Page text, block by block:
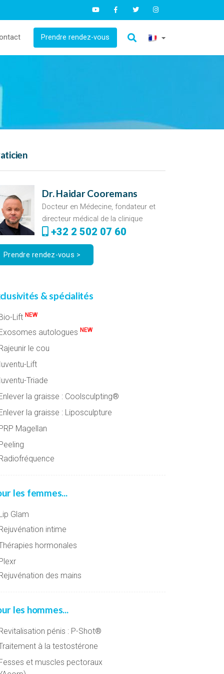
Prendre rendez-vous
Dr. Haidar Cooremans
Docteur en Médecine, fondateur et
directeur médical de la clinique
+32 2 502 07 60
Prendre rendez-vous >
& spécialités
Lift NEW
autologues NEW
le cou
Iuventu-Lift
Iuventu-Triade
la graisse : Coolsculpting®
la graisse : Liposculpture
Magellan
les femmes...
Glam
intime
hormonales
des mains
les hommes...
pénis : P-Shot®
à la testostérone
et muscles pectoraux